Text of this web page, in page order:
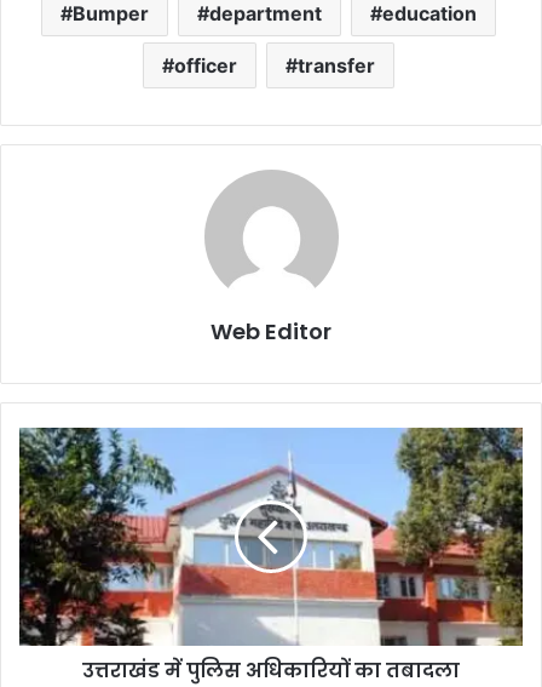
Bumper department education
officer transfer
Web Editor
उत्तराखंड में पुलिस अधिकारियों का तबादला